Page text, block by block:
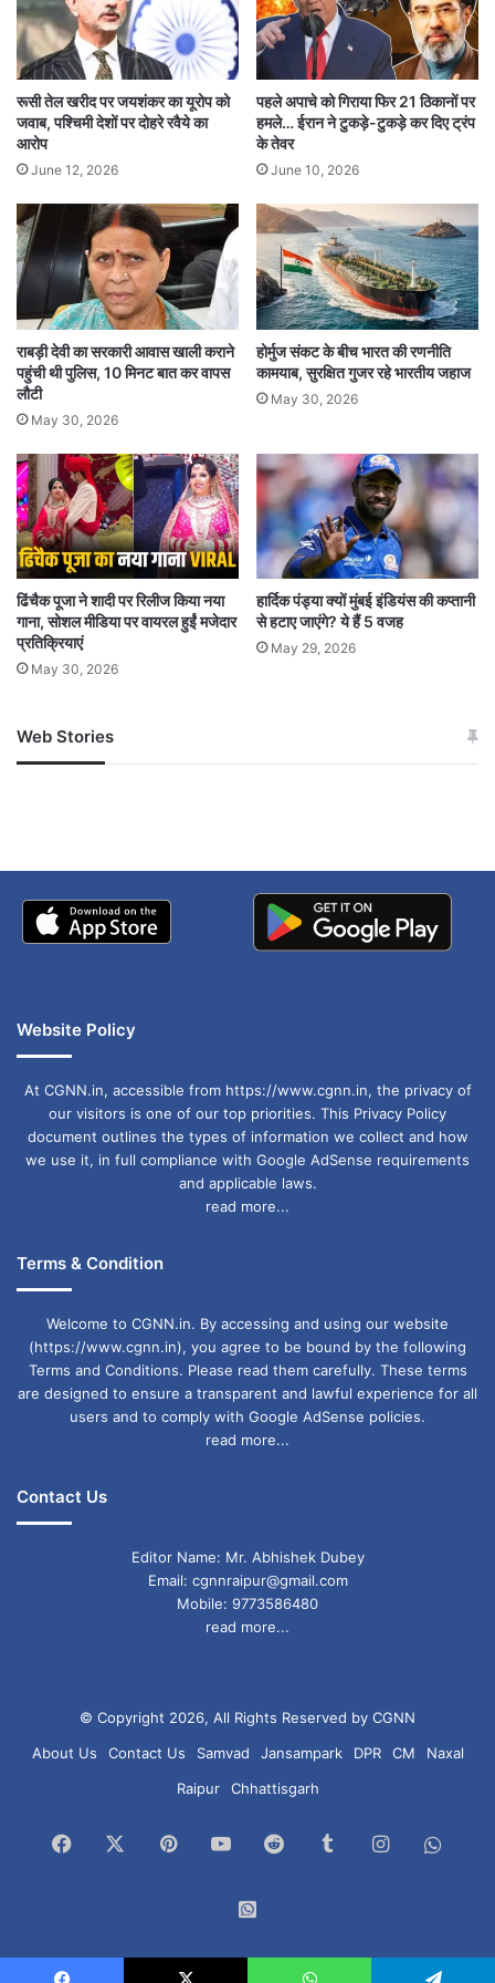
टेबल टेनिस
पूल
बिलियर्ड्स
be a boat race DJ night in
in the meet today officers paddled
There will
रूसी तेल खरीद पर जयशंकर का यूरोप को
जवाब, पश्चिमी देशों पर दोहरे रवैये का
आरोप
June 12, 2026
पहले अपाचे को गिराया फिर 21 ठिकानों पर
हमले… ईरान ने टुकड़े-टुकड़े कर दिए ट्रंप
के तेवर
June 10, 2026
राबड़ी देवी का सरकारी आवास खाली कराने
पहुंची थी पुलिस, 10 मिनट बात कर वापस
लौटी
May 30, 2026
होर्मुज संकट के बीच भारत की रणनीति
कामयाब, सुरक्षित गुजर रहे भारतीय जहाज
May 30, 2026
ढिंचैक पूजा ने शादी पर रिलीज किया नया
गाना, सोशल मीडिया पर वायरल हुईं मजेदार
प्रतिक्रियाएं
May 30, 2026
हार्दिक पंड्या क्यों मुंबई इंडियंस की कप्तानी
से हटाए जाएंगे? ये हैं 5 वजह
May 29, 2026
Web Stories
जम्मू-कश्मीर में बारिश से
अपडेट
खाई में धक्का… आरोपियों ने
Website Policy
At CGNN.in, accessible from https://www.cgnn.in, the privacy of
our visitors is one of our top priorities. This Privacy Policy
document outlines the types of information we collect and how
we use it, in full compliance with Google AdSense requirements
and applicable laws.
read more...
Terms & Condition
Welcome to CGNN.in. By accessing and using our website
(https://www.cgnn.in), you agree to be bound by the following
Terms and Conditions. Please read them carefully. These terms
are designed to ensure a transparent and lawful experience for all
users and to comply with Google AdSense policies.
read more...
Contact Us
Editor Name: Mr. Abhishek Dubey
Email: cgnnraipur@gmail.com
Mobile: 9773586480
read more...
© Copyright 2026, All Rights Reserved by CGNN
About Us
Contact Us Samvad Jansampark DPR CM
Naxal
Raipur
Chhattisgarh
Facebook PinterestYouTubeReddit TumblrInstagram
Group